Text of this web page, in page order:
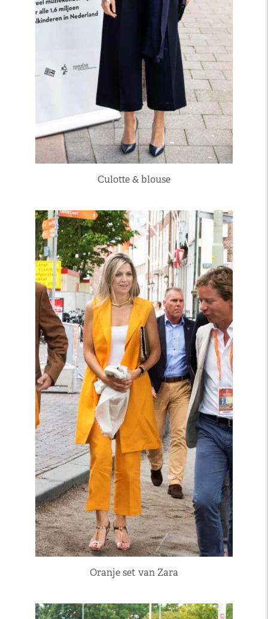
Culotte & blouse
Oranje set van Zara